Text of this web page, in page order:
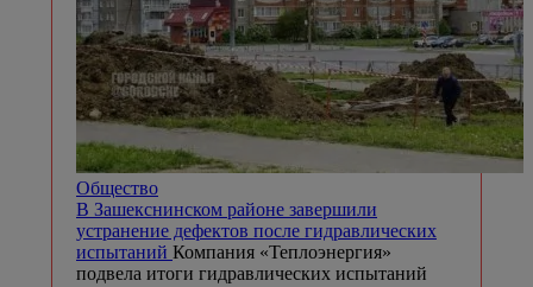
Общество
В Зашекснинском районе завершили
устранение дефектов после гидравлических
испытаний Компания «Теплоэнергия»
подвела итоги гидравлических испытаний